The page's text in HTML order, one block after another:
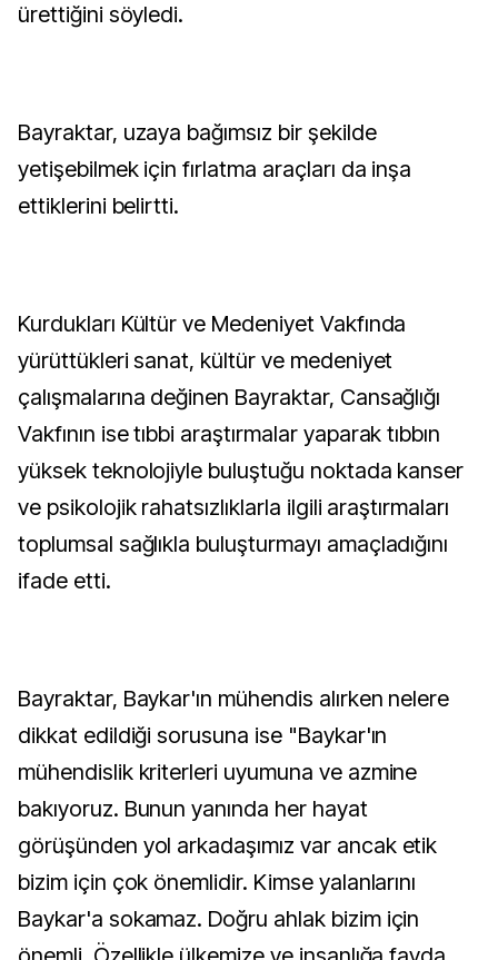
ürettiğini söyledi.
Bayraktar, uzaya bağımsız bir şekilde
yetişebilmek için fırlatma araçları da inşa
ettiklerini belirtti.
Kurdukları Kültür ve Medeniyet Vakfında
yürüttükleri sanat, kültür ve medeniyet
çalışmalarına değinen Bayraktar, Cansağlığı
Vakfının ise tıbbi araştırmalar yaparak tıbbın
yüksek teknolojiyle buluştuğu noktada kanser
ve psikolojik rahatsızlıklarla ilgili araştırmaları
toplumsal sağlıkla buluşturmayı amaçladığını
ifade etti.
Bayraktar, Baykar'ın mühendis alırken nelere
dikkat edildiği sorusuna ise "Baykar'ın
mühendislik kriterleri uyumuna ve azmine
bakıyoruz. Bunun yanında her hayat
görüşünden yol arkadaşımız var ancak etik
bizim için çok önemlidir. Kimse yalanlarını
Baykar'a sokamaz. Doğru ahlak bizim için